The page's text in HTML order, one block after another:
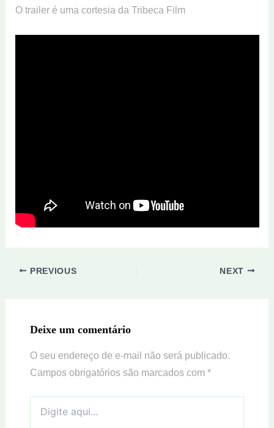
O trailer é uma cortesia da Tribeca Film
PREVIOUS NEXT
Deixe um comentário
O seu endereço de e-mail não será publicado.
Campos obrigatórios são marcados com *
aqui...